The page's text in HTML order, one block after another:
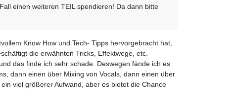
einen weiteren TEIL spendieren! Da dann bitte
Know How und Tech- Tipps hervorgebracht hat,
die erwähnten Tricks, Effektwege, etc.
das finde ich sehr schade. Deswegen fände ich es
dann einen über Mixing von Vocals, dann einen über
viel größerer Aufwand, aber es bietet die Chance